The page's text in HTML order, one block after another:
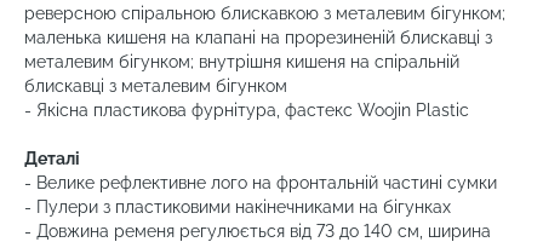
реверсною спіральною блискавкою з металевим бігунком;
маленька кишеня на клапані на прорезиненій блискавці з
металевим бігунком; внутрішня кишеня на спіральній
блискавці з металевим бігунком
- Якісна пластикова фурнітура, фастекс Woojin Plastic
Деталі
- Велике рефлективне лого на фронтальній частині сумки
- Пулери з пластиковими накінечниками на бігунках
- Довжина ременя регулюється від 73 до 140 см, ширина